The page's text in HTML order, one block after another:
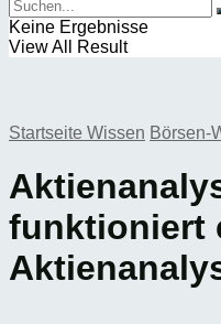
Keine Ergebnisse
View All Result
Startseite Wissen Börsen-
funktioniert